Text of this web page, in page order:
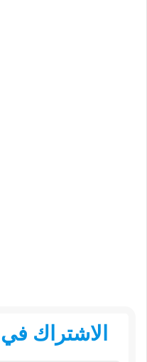
الاشتراك في